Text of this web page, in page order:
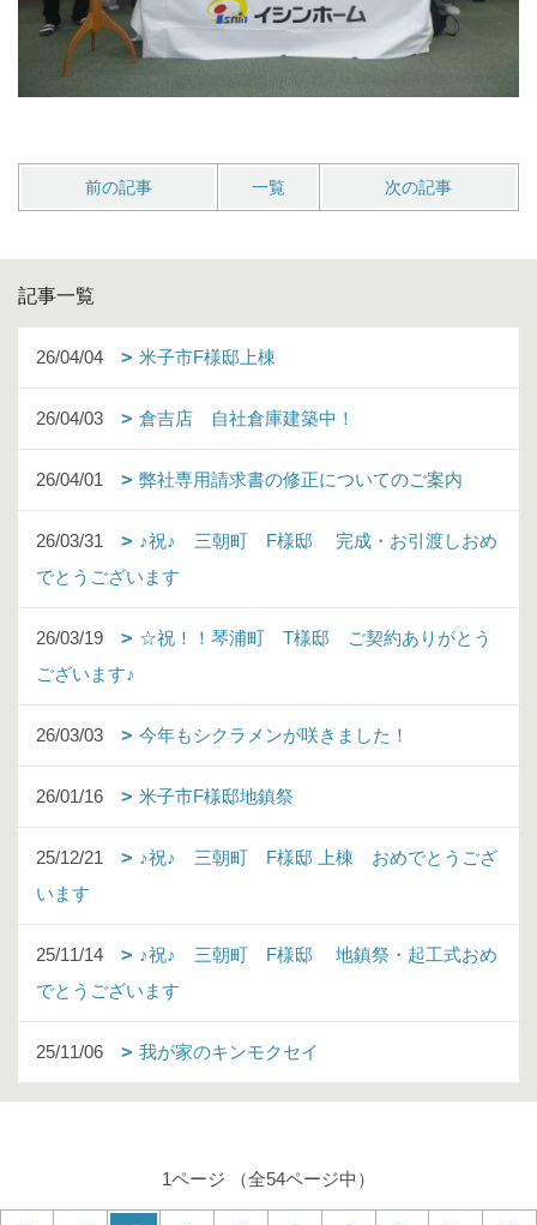
前の記事 一覧 次の記事
記事一覧
26/04/04 米子市F様邸上棟
26/04/03 倉吉店 自社倉庫建築中！
26/04/01 弊社専用請求書の修正についてのご案内
26/03/31
♪祝♪ 三朝町 F様邸 完成・お引渡しおめ
でとうございます
26/03/19
☆祝！！琴浦町 T様邸 ご契約ありがとう
ございます♪
26/03/03 今年もシクラメンが咲きました！
26/01/16 米子市F様邸地鎮祭
25/12/21
♪祝♪ 三朝町 F様邸 上棟 おめでとうござ
います
25/11/14
♪祝♪ 三朝町 F様邸 地鎮祭・起工式おめ
でとうございます
25/11/06 我が家のキンモクセイ
1ページ （全54ページ中）